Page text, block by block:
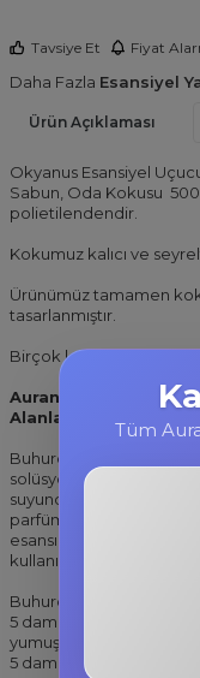
Tavsiye Et Fiyat
Daha Fazla Esansiyel
Ürün Açıklaması
Okyanus Esansiyel
Sabun, Oda Kokusu
polietilendendir.
Kokumuz kalıcı ve
Ürünümüz tamamen
tasarlanmıştır.
Birçok kullanım alanı
Auran Okyanus
Alanları:
Buhurdanlık kokusu,
solüsyonu, hava
suyunda koku sulu
parfüm esansı, oda
esansı, oto kokusu
kullanılmaktadır.
Buhurdanlık, difüzör,
5 damla damlatarak
yumuşatıcı gözüne,
5 damla damlatarak
Tüm